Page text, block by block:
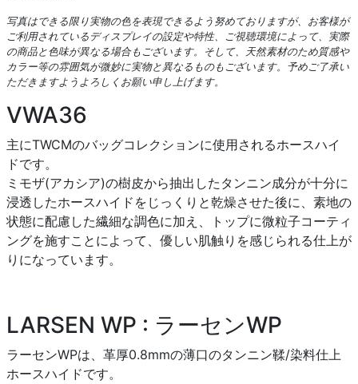
写真はできる限り実物の色を表現できるよう努めておりますが、お客様が
ご利用されているディスプレイの設定や特性、ご視聴環境によって、実際
の商品と色味が異なる場合もございます。そして、天然素材のため質感や
カラー等の雰囲気が微妙に実物と異なるものもございます。予めご了承い
ただきますようよろしくお願い申し上げます。
VWA36
主にTWCMのバッグコレクションに使用されるホースハイ
ドです。
ミモザ(アカシア)の樹皮から抽出したタンニン成分が十分に
浸透したホースハイドをじっくりと乾燥させた後に、素地の
状態に配慮した繊細な調色に加え、トップに微粒子コーティ
ングを施すことによって、優しい肌触りを感じられる仕上が
りになっています。
LARSEN WP : ラーセンWP
ラーセンWPは、革厚0.8mmの薄口のタンニン鞣/染料仕上
ホースハイドです。